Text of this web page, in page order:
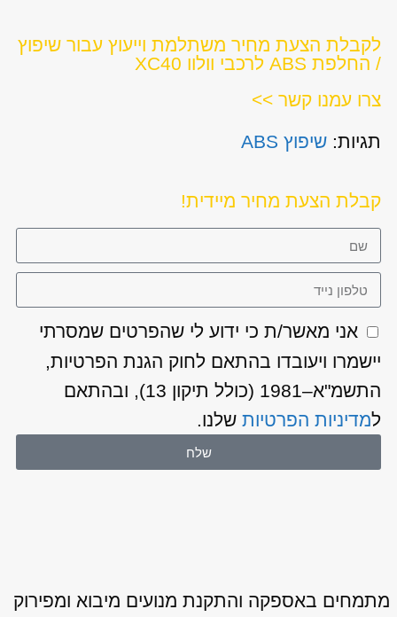
לקבלת הצעת מחיר משתלמת וייעוץ עבור שיפוץ
/ החלפת ABS לרכבי וולוו XC40
צרו עמנו קשר >>
תגיות: שיפוץ ABS
קבלת הצעת מחיר מיידית!
אני מאשר/ת כי ידוע לי שהפרטים שמסרתי
יישמרו ויעובדו בהתאם לחוק הגנת הפרטיות,
התשמ"א–1981 (כולל תיקון 13), ובהתאם
למדיניות הפרטיותשלנו.
שלח
מתמחים באספקה והתקנת מנועים מיבוא ומפירוק